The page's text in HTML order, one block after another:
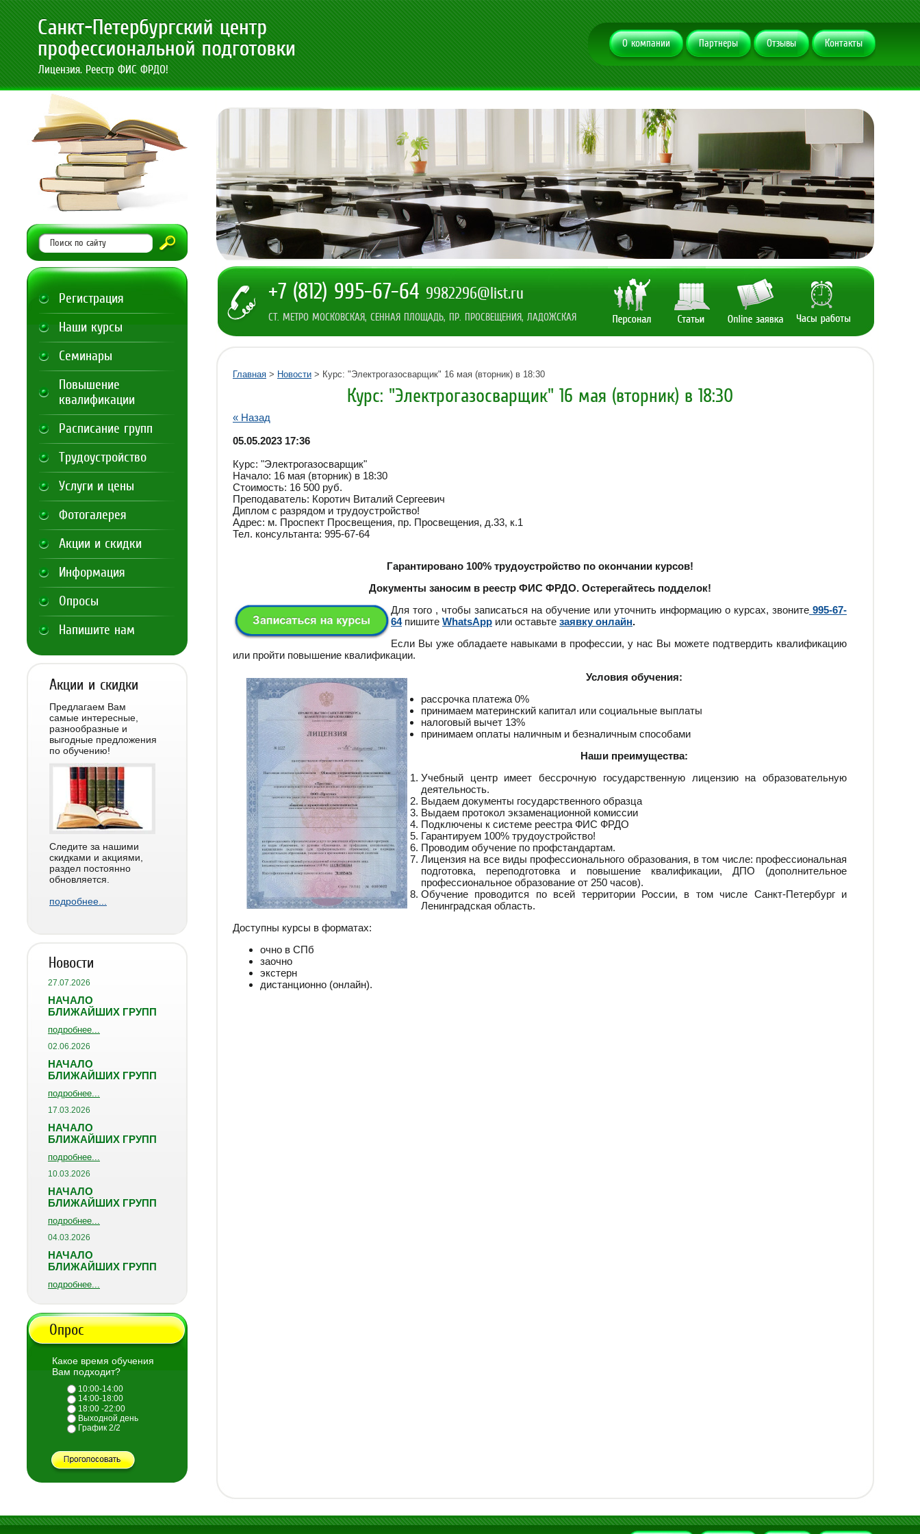
Лицензия. Реестр ФИС ФРДО!
О компании Партнеры Отзывы Контакты
+7 (812) 995-67-64 9982296@list.ru
СТ. МЕТРО МОСКОВСКАЯ, СЕННАЯ ПЛОЩАДЬ, ПР. ПРОСВЕЩЕНИЯ, ЛАДОЖСКАЯ
Главная > Новости > Курс: "Электрогазосварщик" 16 мая (вторник) в 18:30
Курс: "Электрогазосварщик" 16 мая (вторник) в 18:30
« Назад
05.05.2023 17:36
Курс: "Электрогазосварщик"
Начало: 16 мая (вторник) в 18:30
Стоимость: 16 500 руб.
Преподаватель: Коротич Виталий Сергеевич
Диплом с разрядом и трудоустройство!
Адрес: м. Проспект Просвещения, пр. Просвещения, д.33, к.1
Тел. консультанта: 995-67-64
Гарантировано 100% трудоустройство по окончании курсов!
Документы заносим в реестр ФИС ФРДО. Остерегайтесь подделок!
Для того , чтобы записаться на обучение или уточнить информацию о курсах, звоните 995-67-
64пишите WhatsApp или оставьте заявку онлайн.
Если Вы уже обладаете навыками в профессии, у нас Вы можете подтвердить квалификацию
или пройти повышение квалификации.
Условия обучения:
рассрочка платежа 0%
принимаем материнский капитал или социальные выплаты
налоговый вычет 13%
принимаем оплаты наличным и безналичным способами
Наши преимущества:
Учебный центр имеет бессрочную государственную лицензию на образовательную
деятельность.
Выдаем документы государственного образца
Выдаем протокол экзаменационной комиссии
Подключены к системе реестра ФИС ФРДО
Гарантируем 100% трудоустройство!
Проводим обучение по профстандартам.
Лицензия на все виды профессионального образования, в том числе: профессиональная
подготовка, переподготовка и повышение квалификации, ДПО (дополнительное
профессиональное образование от 250 часов).
Обучение проводится по всей территории России, в том числе Санкт-Петербург и
Ленинградская область.
Доступны курсы в форматах:
очно в СПб
заочно
экстерн
дистанционно (онлайн).
Регистрация
Наши курсы
Семинары
Повышение
квалификации
Расписание групп
Трудоустройство
Услуги и цены
Фотогалерея
Акции и скидки
Информация
Опросы
Напишите нам
Акции и скидки
Предлагаем Вам
самые интересные,
разнообразные и
выгодные предложения
по обучению!
Следите за нашими
скидками и акциями,
раздел постоянно
обновляется.
подробнее...
Новости
27.07.2026
НАЧАЛО
БЛИЖАЙШИХ ГРУПП
подробнее...
02.06.2026
НАЧАЛО
БЛИЖАЙШИХ ГРУПП
подробнее...
17.03.2026
НАЧАЛО
БЛИЖАЙШИХ ГРУПП
подробнее...
10.03.2026
НАЧАЛО
БЛИЖАЙШИХ ГРУПП
подробнее...
04.03.2026
НАЧАЛО
БЛИЖАЙШИХ ГРУПП
подробнее...
Опрос
Какое время обучения
Вам подходит?
10:00-14:00
14:00-18:00
18:00 -22:00
Выходной день
График 2/2